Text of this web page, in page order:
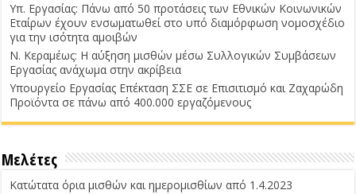
Υπ. Εργασίας: Πάνω από 50 προτάσεις των Εθνικών Κοινωνικών
Εταίρων έχουν ενσωματωθεί στο υπό διαμόρφωση νομοσχέδιο
για την ισότητα αμοιβών
Ν. Κεραμέως: Η αύξηση μισθών μέσω Συλλογικών Συμβάσεων
Εργασίας ανάχωμα στην ακρίβεια
Υπουργείο Εργασίας Επέκταση ΣΣΕ σε Επισιτισμό και Ζαχαρώδη
Προϊόντα σε πάνω από 400.000 εργαζόμενους
Μελέτες
Κατώτατα όρια μισθών και ημερομισθίων από 1.4.2023